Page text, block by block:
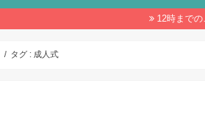
訪問着・付け下げ・色無地
綿着物・デニム着物・おしゃれ
袋帯
名
京
半
そ
12時まで
タグ : 成人式